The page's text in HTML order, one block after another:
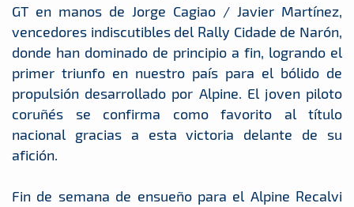
GT en manos de Jorge Cagiao / Javier Martínez,
vencedores indiscutibles del Rally Cidade de Narón,
donde han dominado de principio a fin, logrando el
primer triunfo en nuestro país para el bólido de
propulsión desarrollado por Alpine. El joven piloto
coruñés se confirma como favorito al título
nacional gracias a esta victoria delante de su
afición.
Fin de semana de ensueño para el Alpine Recalvi